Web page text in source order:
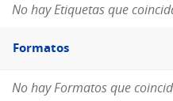
No hay Etiquetas que
Filtro
Formatos
Formatos
No hay Formatos que